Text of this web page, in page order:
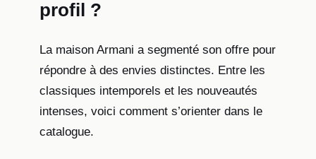
profil ?
La maison Armani a segmenté son offre pour
répondre à des envies distinctes. Entre les
classiques intemporels et les nouveautés
intenses, voici comment s’orienter dans le
catalogue.